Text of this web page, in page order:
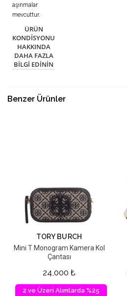
aşınmalar
mevcuttur.
ÜRÜN
KONDISYONU
HAKKINDA
DAHA FAZLA
BILGI EDININ
Benzer Ürünler
TORY BURCH
Mini T Monogram Kamera Kol
Çantası
24,000 ₺
2 ve Üzeri Alımlarda %25